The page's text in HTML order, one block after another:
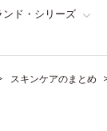
ンド・シリーズ
スキンケアのまとめ